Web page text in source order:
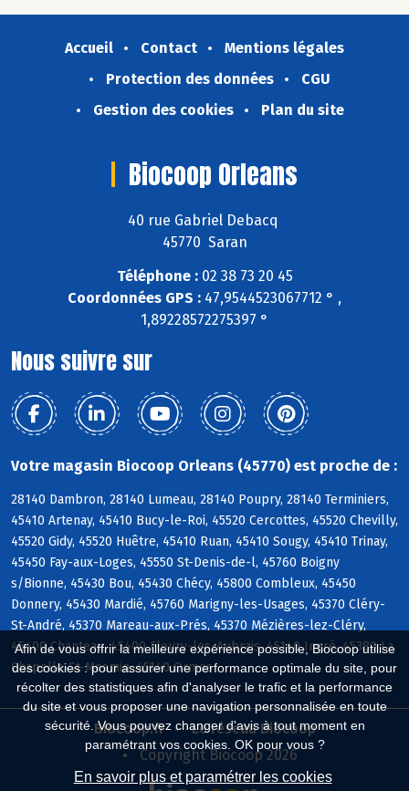
Afin de vous offrir la meilleure expérience possible, Biocoop utilise
des cookies : pour assurer une performance optimale du site, pour
récolter des statistiques afin d'analyser le trafic et la performance
du site et vous proposer une navigation personnalisée en toute
sécurité. Vous pouvez changer d'avis à tout moment en
paramétrant vos cookies. OK pour vous ?
En savoir plus et paramétrer les cookies
Accueil Contact
Mentions légales
Protection des données
CGU
Gestion des cookies
Plan du site
Biocoop Orleans
40 rue Gabriel Debacq
45770 Saran
Téléphone :02 38 73 20 45
Coordonnées GPS : 47,9544523067712 ° ,
1,89228572275397 °
Nous suivre sur
Votre magasin Biocoop Orleans (45770) est proche de :
28140 Dambron, 28140 Lumeau, 28140 Poupry, 28140 Terminiers,
45410 Artenay, 45410 Bucy-le-Roi, 45520 Cercottes, 45520 Chevilly,
45520 Gidy, 45520 Huêtre, 45410 Ruan, 45410 Sougy, 45410 Trinay,
45450 Fay-aux-Loges, 45550 St-Denis-de-l, 45760 Boigny
s/Bionne, 45430 Bou, 45430 Chécy, 45800 Combleux, 45450
Donnery, 45430 Mardié, 45760 Marigny-les-Usages, 45370 Cléry-
St-André, 45370 Mareau-aux-Prés, 45370 Mézières-lez-Cléry,
45400 Chanteau, 45400 Fleury-les-Aubrais, 45140 Ingré, 45380 La
Chapelle-St-Mesmin, 45140 Ormes
Biocoop.fr
Le réseau Biocoop
Copyright Biocoop 2026